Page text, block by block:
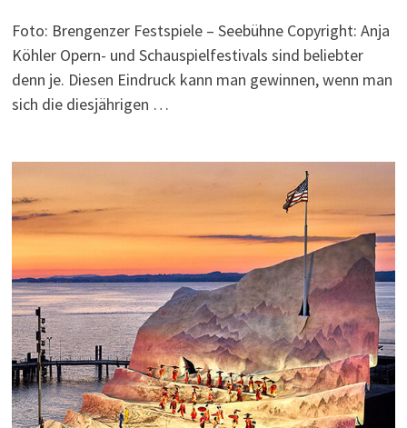
Foto: Brengenzer Festspiele – Seebühne Copyright: Anja
Köhler Opern- und Schauspielfestivals sind beliebter
denn je. Diesen Eindruck kann man gewinnen, wenn man
sich die diesjährigen …